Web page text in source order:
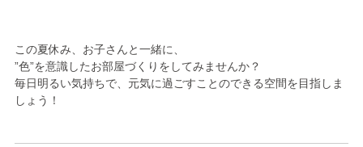
この夏休み、お子さんと一緒に、
”色”を意識したお部屋づくりをしてみませんか？
毎日明るい気持ちで、元気に過ごすことのできる空間を目指しま
しょう！